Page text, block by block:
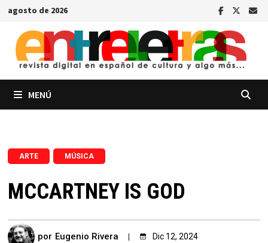
Saltar
contenido
agosto de 2026
MENÚ
ARTE MÚSICA
MCCARTNEY IS GOD
por Eugenio Rivera Dic 12, 2024